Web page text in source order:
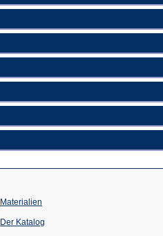
Materialien
Der Katalog